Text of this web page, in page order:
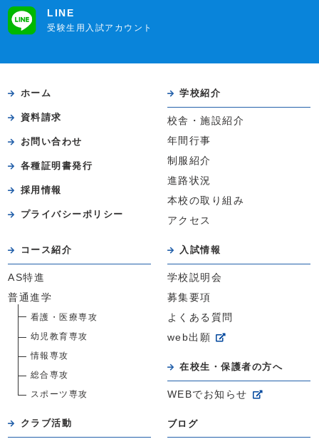
LINE
受験生用入試アカウント
ホーム
資料請求
お問い合わせ
各種証明書発行
採用情報
プライバシーポリシー
学校紹介
校舎・施設紹介
年間行事
制服紹介
進路状況
本校の取り組み
アクセス
コース紹介
AS特進
普通進学
看護・医療専攻
幼児教育専攻
情報専攻
総合専攻
スポーツ専攻
クラブ活動
入試情報
学校説明会
募集要項
よくある質問
web出願
在校生・保護者の方へ
WEBでお知らせ
ブログ